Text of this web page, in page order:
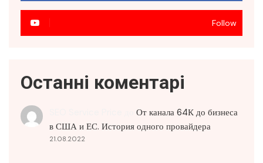
Follow
Останні коментарі
От канала 64К до бизнеса
в США и ЕС. История одного провайдера
21.08.2022